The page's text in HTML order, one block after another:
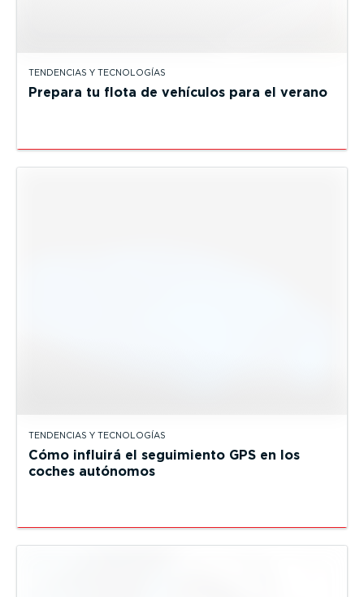
TENDENCIAS Y TECNOLOGÍAS
Prepara tu flota de vehículos para el verano
TENDENCIAS Y TECNOLOGÍAS
Cómo influirá el seguimiento GPS en los
coches autónomos